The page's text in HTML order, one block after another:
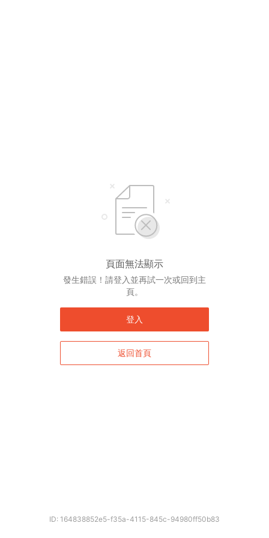
頁面無法顯示
發生錯誤！請登入並再試一次或回到主
頁。
登入
返回首頁
ID: 164838852e5-f35a-4115-845c-94980ff50b83